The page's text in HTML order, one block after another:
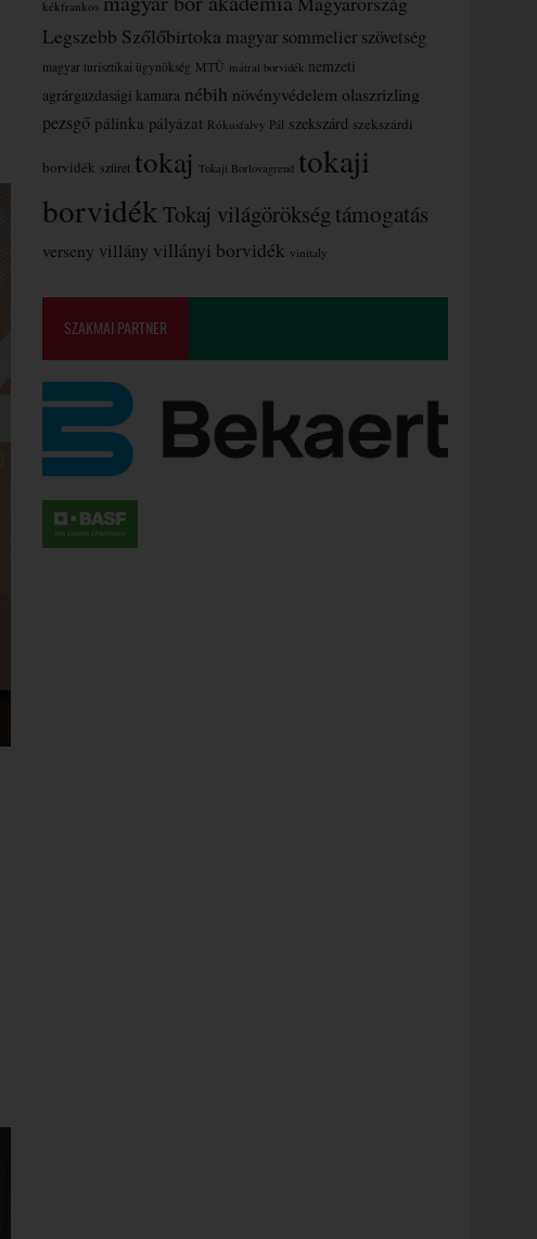
kékfrankos
Legszebb Szőlőbirtoka magyar sommelier szövetség
magyar turisztikai ügynökség MTÜ mátrai borvidék nemzeti
agrárgazdasági kamara nébih növényvédelem olaszrizling
pezsgő pálinka pályázat Rókusfalvy Pál szekszárd szekszárdi
borvidék szüret tokaj Tokaji Borlovagrend tokaji
borvidékTokaj világörökségtámogatás
verseny villány villányi borvidék vinitaly
SZAKMAI PARTNER